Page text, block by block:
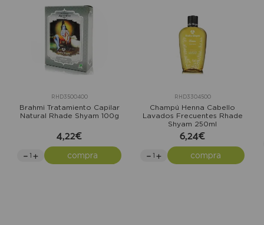
RHD3500400
Brahmi Tratamiento Capilar
Natural Rhade Shyam 100g
4,22€
compra
RHD3304500
Champú Henna Cabello
Lavados Frecuentes Rhade
Shyam 250ml
6,24€
compra